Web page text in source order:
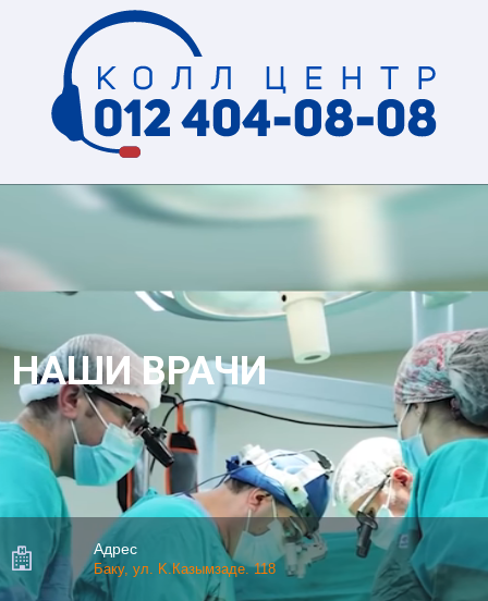
НАШИ ВРАЧИ
 Адрес
Баку, ул. K.Казымзаде. 118